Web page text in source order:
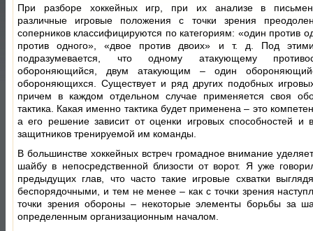
При разборе хоккейных игр, при их анализе в
различные игровые положения с точки зрения
соперников классифицируются по категориям: «один против
против одного», «двое против двоих» и т. д. Под
подразумевается, что одному атакующему
обороняющийся, двум атакующим – один
обороняющихся. Существует и ряд других подобных
причем в каждом отдельном случае применяется своя
тактика. Какая именно тактика будет применена – это
а его решение зависит от оценки игровых способностей и
защитников тренируемой им команды.
В большинстве хоккейных встреч громадное внимание
шайбу в непосредственной близости от ворот. Я уже
предыдущих глав, что часто такие игровые схватки
беспорядочными, и тем не менее – как с точки зрения
точки зрения обороны – некоторые элементы борьбы за
определенным организационным началом.